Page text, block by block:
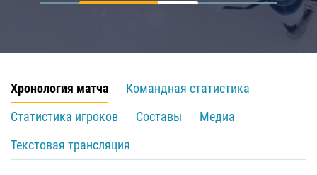
Хронология матча
Командная статистика
Статистика игроков
Составы
Медиа
Текстовая трансляция